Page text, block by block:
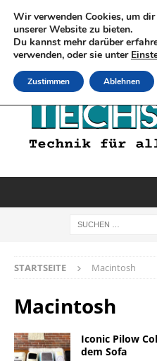
STARTSEITE Macintosh
Macintosh
Iconic Pilow
dem Sofa
Wir verwenden Cookies, um
unserer Website zu bieten.
Du kannst mehr darüber
verwenden, oder sie unter
Zustimmen Ablehnen